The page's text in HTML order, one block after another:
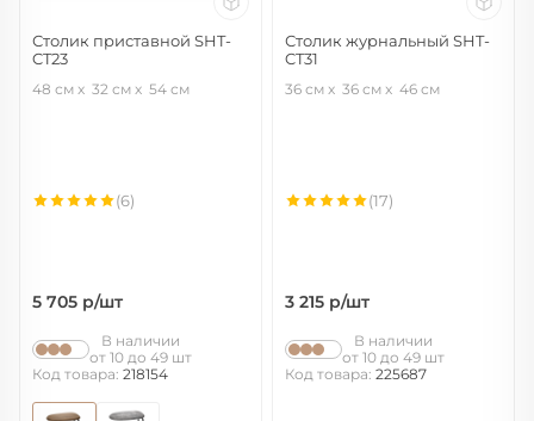
Столик приставной SHT-
CT23
48 см 32 см 54 см
5 705 р/шт
(6)
В наличии
от 10 до 49 шт
Код товара: 218154
Столик журнальный SHT-
CT31
36 см 36 см 46 см
3 215 р/шт
(17)
В наличии
от 10 до 49 шт
Код товара: 225687